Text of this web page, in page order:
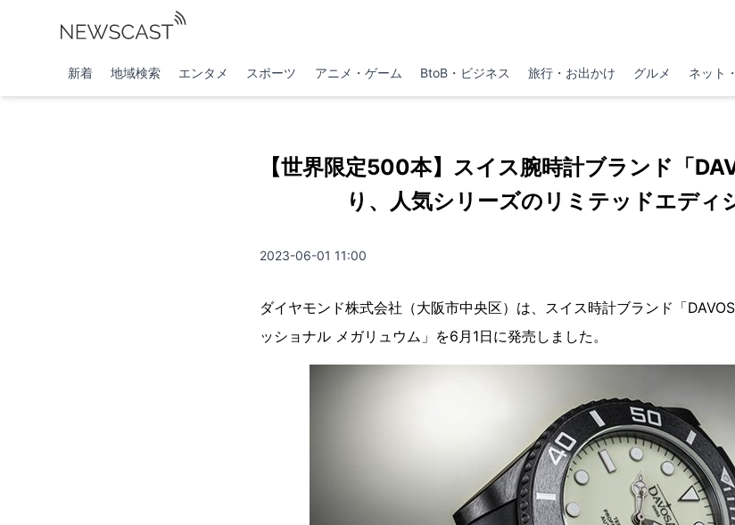
新着 地域検索 エンタメ スポーツ アニメ・ゲーム BtoB・ビジネス 旅行・お出かけ グルメ ネット
【世界限定500本】スイス腕時計ブランド「
り、人気シリーズのリミテッドエディ
2023-06-01 11:00
ダイヤモンド株式会社（大阪市中央区）は、スイス時計ブランド「
ッショナル メガリュウム」を6月1日に発売しました。